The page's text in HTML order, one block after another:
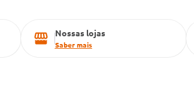
Nossas lojas
Saber mais